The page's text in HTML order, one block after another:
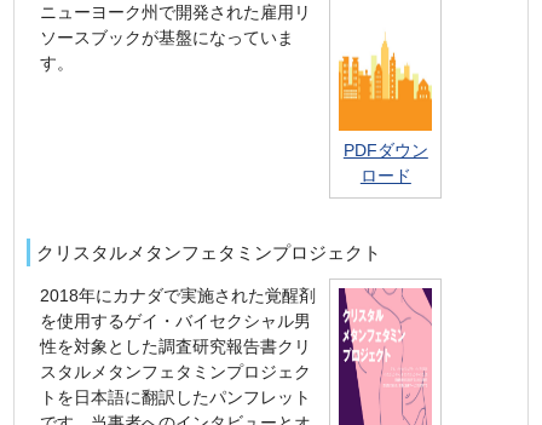
ニューヨーク州で開発された雇用リ
ソースブックが基盤になっていま
す。
PDFダウン
ロード
クリスタルメタンフェタミンプロジェクト
2018年にカナダで実施された覚醒剤
を使用するゲイ・バイセクシャル男
性を対象とした調査研究報告書クリ
スタルメタンフェタミンプロジェク
トを日本語に翻訳したパンフレット